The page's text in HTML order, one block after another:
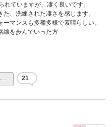
ていますが、凄く良いです。
、洗練された凄さを感じます。
マンスも多種多様で素晴らしい。
線を歩んでいった方
… 21